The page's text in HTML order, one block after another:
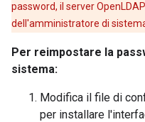
password, il server
dell'amministratore di
Per reimpostare la
sistema:
Modifica il file di
per installare